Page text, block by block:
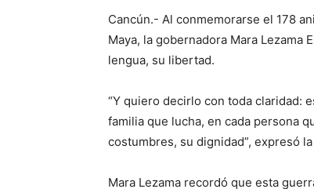
Cancún.- Al conmemorarse el 178
Maya, la gobernadora Mara Lezama
lengua, su libertad.
“Y quiero decirlo con toda claridad:
familia que lucha, en cada persona
costumbres, su dignidad”, expresó
Mara Lezama recordó que esta